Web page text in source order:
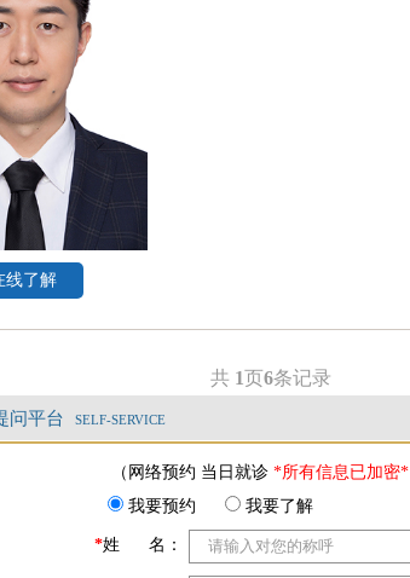
线了解
共 1页6条记录
问平台
SELF-SERVICE
（网络预约 当日就诊 *所有信息已加密*
我要预约
我要了解
*姓 名：